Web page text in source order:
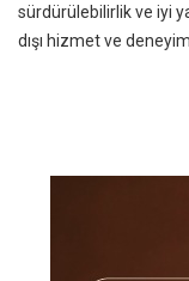
sürdürülebilirlik ve iyi
dışı hizmet ve